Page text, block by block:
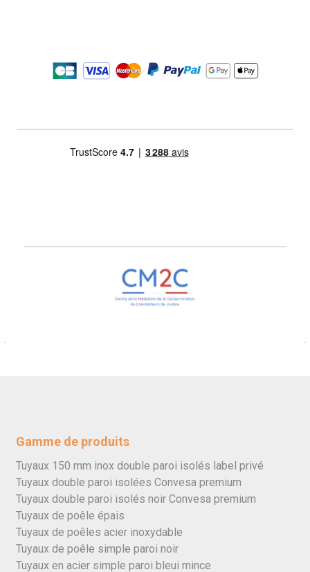
Gamme de produits
Tuyaux 150 mm inox double paroi isolés label privé
Tuyaux double paroi isolées Convesa premium
Tuyaux double paroi isolés noir Convesa premium
Tuyaux de poêle épais
Tuyaux de poêles acier inoxydable
Tuyaux de poêle simple paroi noir
Tuyaux en acier simple paroi bleui mince